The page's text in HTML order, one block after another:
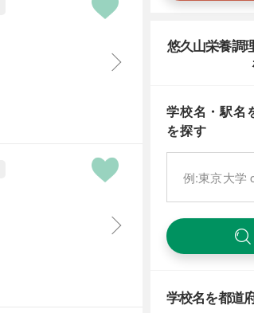
悠久山栄養調
学校名・駅名
を探す
学校名を都道